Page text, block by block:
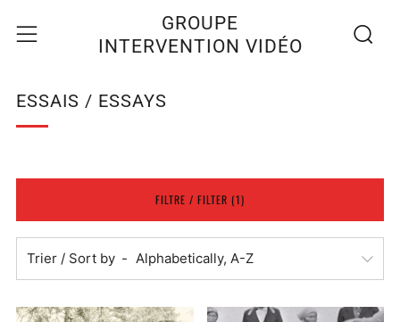
GROUPE
INTERVENTION VIDÉO
Menu
ESSAIS / ESSAYS
FILTRE / FILTER (1)
Trier / Sort by